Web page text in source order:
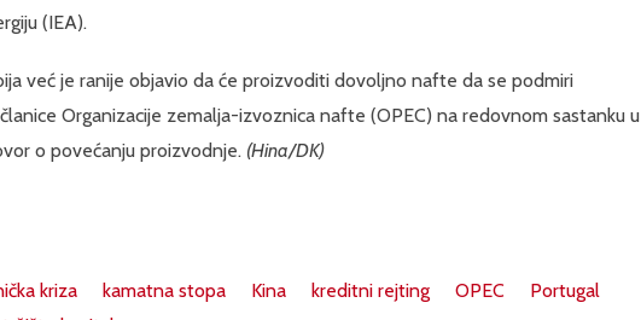
(IEA).
već je ranije objavio da će proizvoditi dovoljno nafte da se podmiri
Organizacije zemalja-izvoznica nafte (OPEC) na redovnom sastanku u
o povećanju proizvodnje. (Hina/DK)
kriza kamatna stopa Kina kreditni rejting OPEC
Portugal